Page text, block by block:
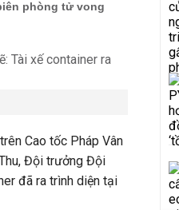
phòng tử vong
Cao tốc Pháp Vân
Đội trưởng Đội
đã ra trình diện tại